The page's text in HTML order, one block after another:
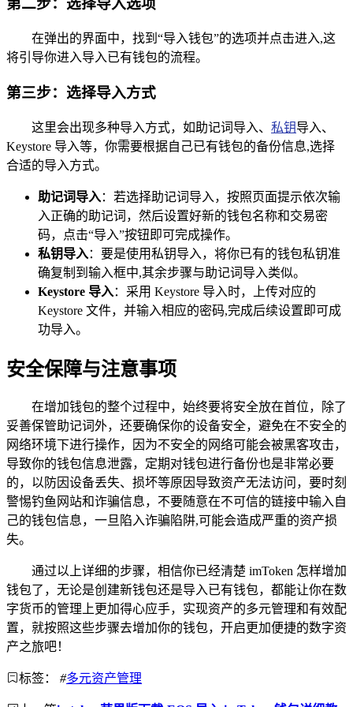
第二步：选择导入选项
在弹出的界面中，找到“导入钱包”的选项并点击进入,这
将引导你进入导入已有钱包的流程。
第三步：选择导入方式
这里会出现多种导入方式，如助记词导入、 私钥导入、
Keystore 导入等，你需要根据自己已有钱包的备份信息,选择
合适的导入方式。
助记词导入：若选择助记词导入，按照页面提示依次输
入正确的助记词，然后设置好新的钱包名称和交易密
码，点击“导入”按钮即可完成操作。
私钥导入：要是使用私钥导入，将你已有的钱包私钥准
确复制到输入框中,其余步骤与助记词导入类似。
Keystore 导入：采用 Keystore 导入时，上传对应的
Keystore 文件，并输入相应的密码,完成后续设置即可成
功导入。
安全保障与注意事项
在增加钱包的整个过程中，始终要将安全放在首位，除了
妥善保管助记词外，还要确保你的设备安全，避免在不安全的
网络环境下进行操作，因为不安全的网络可能会被黑客攻击，
导致你的钱包信息泄露，定期对钱包进行备份也是非常必要
的，以防因设备丢失、损坏等原因导致资产无法访问，要时刻
警惕钓鱼网站和诈骗信息，不要随意在不可信的链接中输入自
己的钱包信息，一旦陷入诈骗陷阱,可能会造成严重的资产损
失。
通过以上详细的步骤，相信你已经清楚 imToken 怎样增加
钱包了，无论是创建新钱包还是导入已有钱包，都能让你在数
字货币的管理上更加得心应手，实现资产的多元管理和有效配
置，就按照这些步骤去增加你的钱包，开启更加便捷的数字资
产之旅吧！
标签： #多元资产管理